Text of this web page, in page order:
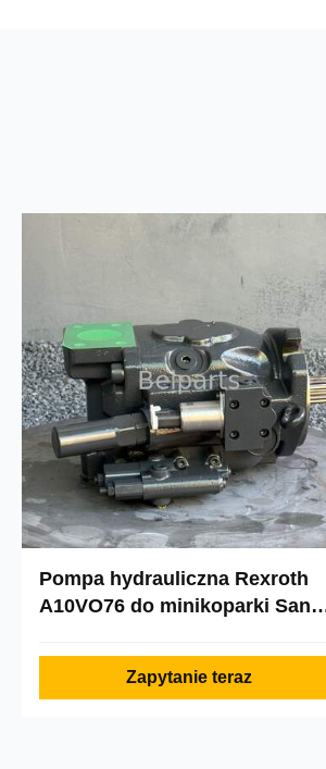
Pompa hydrauliczna Rexroth
A10VO76 do minikoparki Sany
XE80C XE85C LiuGong
CLG907E CLG908D
Zapytanie teraz